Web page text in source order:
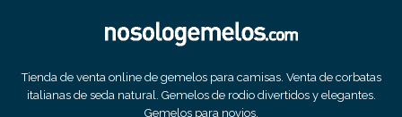
Tienda de venta online de gemelos para camisas. Venta de corbatas
italianas de seda natural. Gemelos de rodio divertidos y elegantes.
Gemelos para novios.